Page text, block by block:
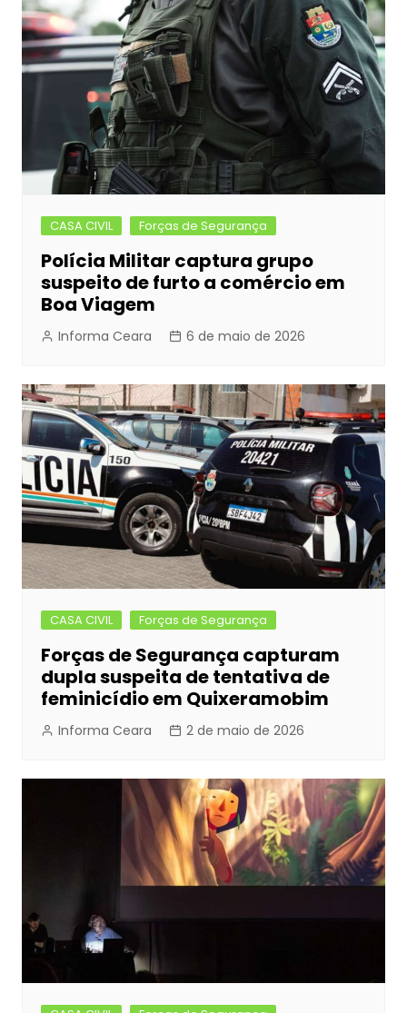
CASA CIVIL Forças de Segurança
Polícia Militar captura grupo
suspeito de furto a comércio em
Boa Viagem
Informa Ceara 6 de maio de 2026
CASA CIVIL Forças de Segurança
Forças de Segurança capturam
dupla suspeita de tentativa de
feminicídio em Quixeramobim
Informa Ceara 2 de maio de 2026